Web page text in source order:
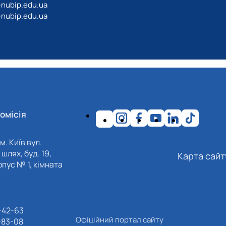
Київ вул.
буд. 19,
№ 1, кімната
63
08
Карта
Офіційний портал сайту